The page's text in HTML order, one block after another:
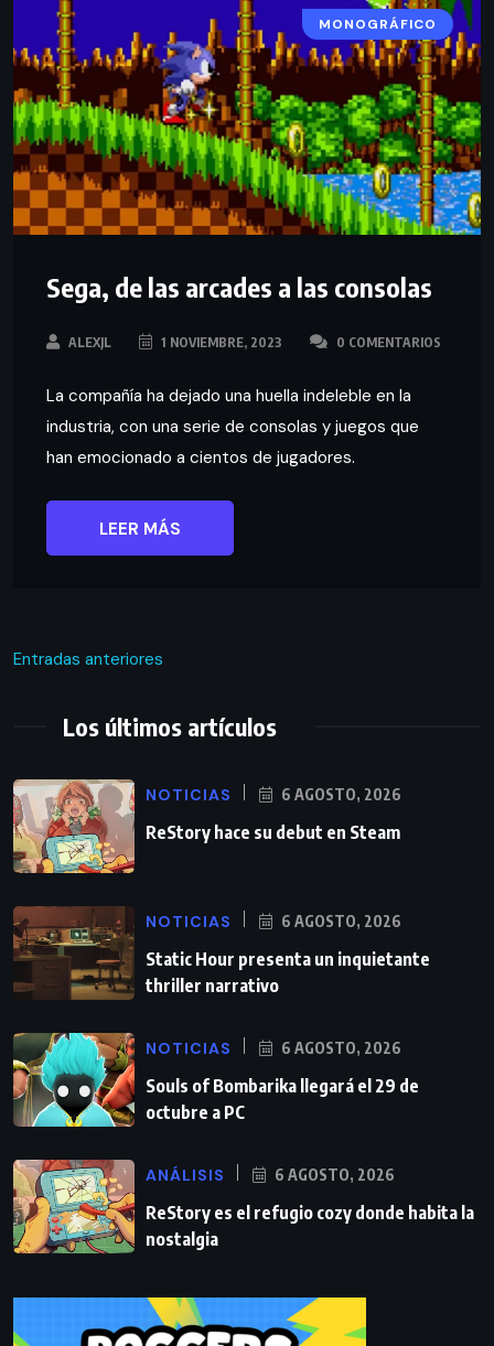
MONOGRÁFICO
Sega, de las arcades a las consolas
ALEXJL 1 NOVIEMBRE, 2023 0 COMENTARIOS
La compañía ha dejado una huella indeleble en la
industria, con una serie de consolas y juegos que
han emocionado a cientos de jugadores.
LEER MÁS
Entradas anteriores
Los últimos artículos
NOTICIAS 6 AGOSTO, 2026
ReStory hace su debut en Steam
NOTICIAS 6 AGOSTO, 2026
Static Hour presenta un inquietante
thriller narrativo
NOTICIAS 6 AGOSTO, 2026
Souls of Bombarika llegará el 29 de
octubre a PC
ANÁLISIS 6 AGOSTO, 2026
ReStory es el refugio cozy donde habita la
nostalgia